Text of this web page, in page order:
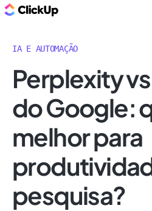
IA E AUTOMAÇÃO
Perplexity
do Google:
melhor para
pesquisa?